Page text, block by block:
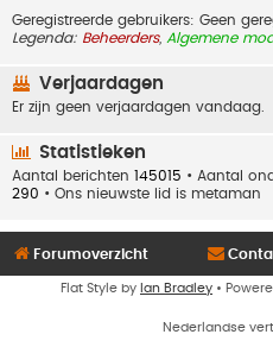
Geregistreerde gebruikers: Geen
Legenda: Beheerders, Algemene
Verjaardagen
Er zijn geen verjaardagen vandaag.
Statistieken
Aantal berichten 145015 • Aantal
290 • Ons nieuwste lid is metaman
Forumoverzicht
Flat Style by Ian Bradley •
Nederlandse